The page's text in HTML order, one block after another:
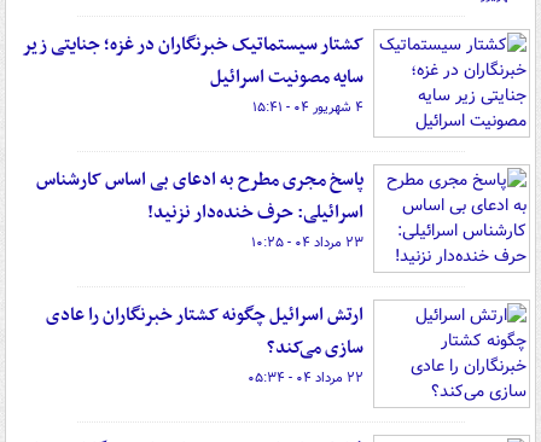
کشتار سیستماتیک خبرنگاران در غزه؛ جنایتی زیر
سایه مصونیت اسرائیل
۴ شهریور ۰۴ - ۱۵:۴۱
پاسخ مجری مطرح به ادعای بی اساس کارشناس
اسرائیلی: حرف خنده‌دار نزنید!
۲۳ مرداد ۰۴ - ۱۰:۲۵
ارتش اسرائیل چگونه کشتار خبرنگاران را عادی
سازی می‌کند؟
۲۲ مرداد ۰۴ - ۰۵:۳۴